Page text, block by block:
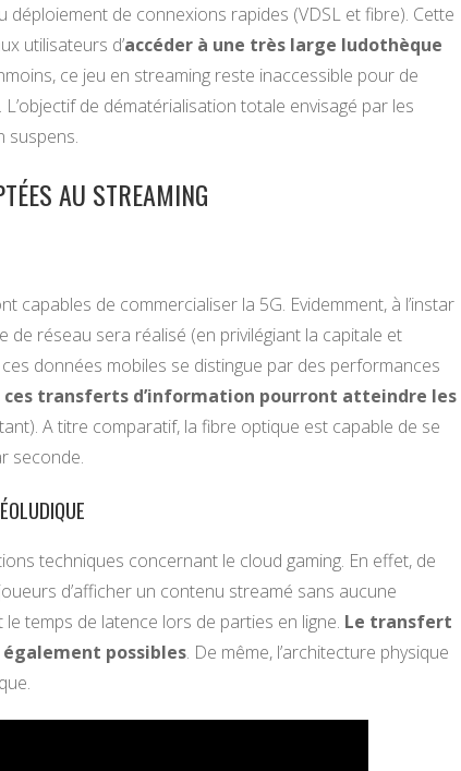
déploiement de connexions rapides (VDSL et fibre). Cette
utilisateurs d’accéder à une très large ludothèque
ce jeu en streaming reste inaccessible pour de
de dématérialisation totale envisagé par les
suspens.
AU STREAMING
de commercialiser la 5G. Evidemment, à l’instar
de réseau sera réalisé (en privilégiant la capitale et
ces données mobiles se distingue par des performances
ces transferts d’information pourront atteindre les
A titre comparatif, la fibre optique est capable de se
seconde.
techniques concernant le cloud gaming. En effet, de
d’afficher un contenu streamé sans aucune
temps de latence lors de parties en ligne. Le transfert
possibles. De même, l’architecture physique